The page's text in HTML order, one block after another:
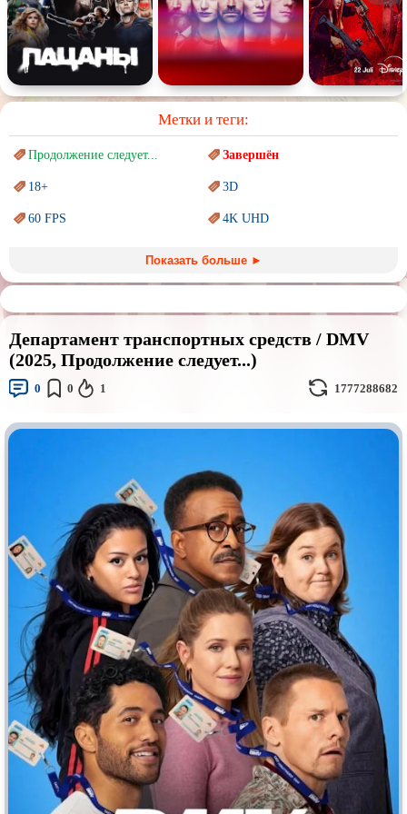
Метки и теги:
Продолжение следует... Завершён
18+ 3D
60 FPS 4K UHD
Marvel PIXAR
Sci-Fi (Научнаяфантастика) Trash (трэш) movies
Авангард иСюрреализм Ангелы и Демоны
Аниме
Коллекция
Маги и Волшебники
Наркотики Новогодние
Основанное нареальных
событиях
Параллельные миры
ПереводГоблина ПереводКубик в Кубе
Перевод Кураж-Бамбей Пеплум
Подростковаяжестокость Постапокалипсис
Призраки Про акул
Про апокалипсис Про богов
Про богатых Про вампиров
Про ведьм Про викингов
Показать больше ►
Департамент транспортных средств / DMV
(2025, Продолжение следует...)
0 0 1 1777288682